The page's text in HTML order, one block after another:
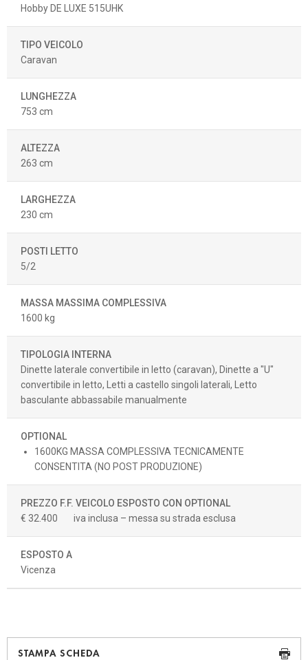
Hobby DE LUXE 515UHK
TIPO VEICOLO
Caravan
LUNGHEZZA
753 cm
ALTEZZA
263 cm
LARGHEZZA
230 cm
POSTI LETTO
5/2
MASSA MASSIMA COMPLESSIVA
1600 kg
TIPOLOGIA INTERNA
Dinette laterale convertibile in letto (caravan), Dinette a "U"
convertibile in letto, Letti a castello singoli laterali, Letto
basculante abbassabile manualmente
OPTIONAL
1600KG MASSA COMPLESSIVA TECNICAMENTE
CONSENTITA (NO POST PRODUZIONE)
PREZZO F.F. VEICOLO ESPOSTO CON OPTIONAL
€ 32.400
iva inclusa – messa su strada esclusa
ESPOSTO A
Vicenza
STAMPA SCHEDA